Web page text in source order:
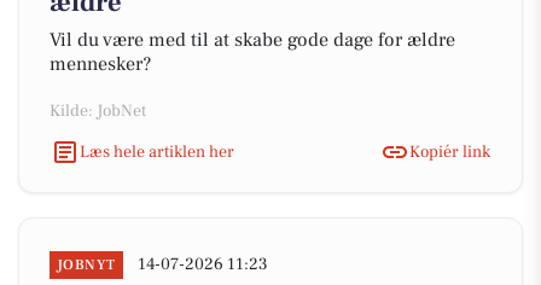
Vil du være med til at skabe gode dage for ældre
mennesker?
Kilde: JobNet
Læs hele artiklen her
Kopiér link
JOBNYT 14-07-2026 11:23